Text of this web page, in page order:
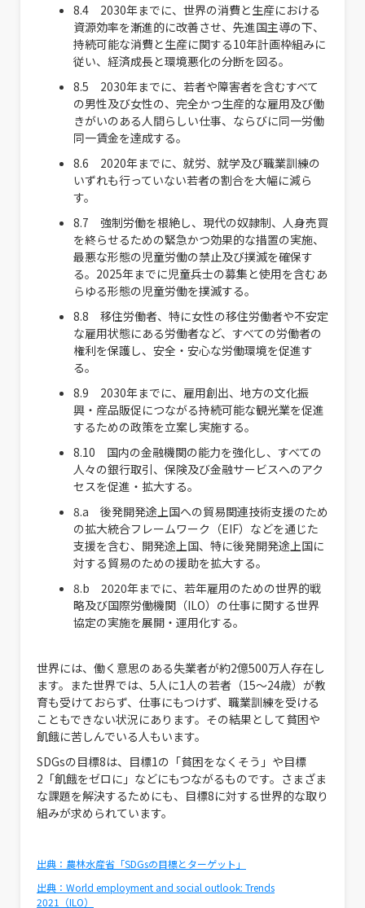
8.4 2030年までに、世界の消費と生産における
資源効率を漸進的に改善させ、先進国主導の下、
持続可能な消費と生産に関する10年計画枠組みに
従い、経済成長と環境悪化の分断を図る。
8.5 2030年までに、若者や障害者を含むすべて
の男性及び女性の、完全かつ生産的な雇用及び働
きがいのある人間らしい仕事、ならびに同一労働
同一賃金を達成する。
8.6 2020年までに、就労、就学及び職業訓練の
いずれも行っていない若者の割合を大幅に減ら
す。
8.7 強制労働を根絶し、現代の奴隷制、人身売買
を終らせるための緊急かつ効果的な措置の実施、
最悪な形態の児童労働の禁止及び撲滅を確保す
る。2025年までに児童兵士の募集と使用を含むあ
らゆる形態の児童労働を撲滅する。
8.8 移住労働者、特に女性の移住労働者や不安定
な雇用状態にある労働者など、すべての労働者の
権利を保護し、安全・安心な労働環境を促進す
る。
8.9 2030年までに、雇用創出、地方の文化振
興・産品販促につながる持続可能な観光業を促進
するための政策を立案し実施する。
8.10 国内の金融機関の能力を強化し、すべての
人々の銀行取引、保険及び金融サービスへのアク
セスを促進・拡大する。
8.a 後発開発途上国への貿易関連技術支援のため
の拡大統合フレームワーク（EIF）などを通じた
支援を含む、開発途上国、特に後発開発途上国に
対する貿易のための援助を拡大する。
8.b 2020年までに、若年雇用のための世界的戦
略及び国際労働機関（ILO）の仕事に関する世界
協定の実施を展開・運用化する。
世界には、働く意思のある失業者が約2億500万人存在し
ます。また世界では、5人に1人の若者（15〜24歳）が教
育も受けておらず、仕事にもつけず、職業訓練を受ける
こともできない状況にあります。その結果として貧困や
飢餓に苦しんでいる人もいます。
SDGsの目標8は、目標1の「貧困をなくそう」や目標
2「飢餓をゼロに」などにもつながるものです。さまざま
な課題を解決するためにも、目標8に対する世界的な取り
組みが求められています。
出典：農林水産省「SDGsの目標とターゲット」
出典： World employment and social outlook: Trends
2021（ILO）